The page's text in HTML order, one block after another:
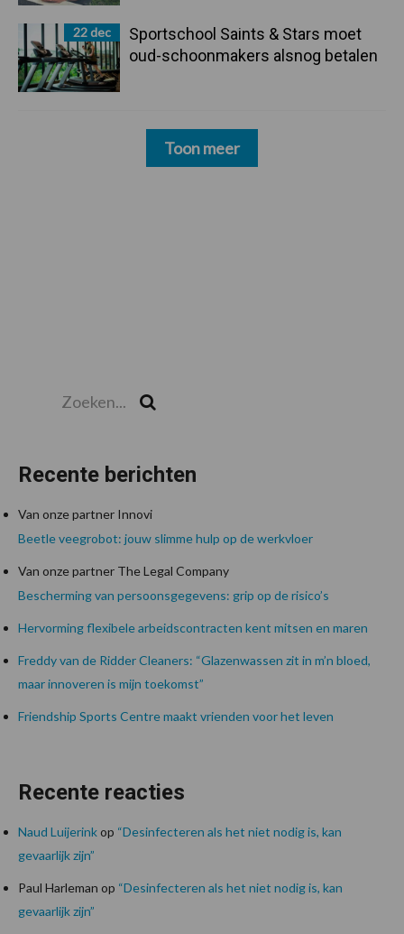
22 dec
Sportschool Saints & Stars moet
oud-schoonmakers alsnog betalen
Toon meer
Recente berichten
Van onze partner Innovi
Beetle veegrobot: jouw slimme hulp op de werkvloer
Van onze partner The Legal Company
Bescherming van persoonsgegevens: grip op de risico’s
Hervorming flexibele arbeidscontracten kent mitsen en maren
Freddy van de Ridder Cleaners: “Glazenwassen zit in m’n bloed,
maar innoveren is mijn toekomst”
Friendship Sports Centre maakt vrienden voor het leven
Recente reacties
Naud Luijerinkop “Desinfecteren als het niet nodig is, kan
gevaarlijk zijn”
Paul Harleman op “Desinfecteren als het niet nodig is, kan
gevaarlijk zijn”